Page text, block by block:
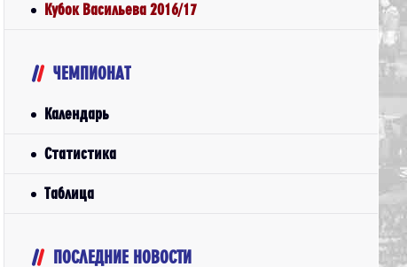
Кубок Васильева 2016/17
ЧЕМПИОНАТ
Календарь
Статистика
Таблица
ПОСЛЕДНИЕ НОВОСТИ